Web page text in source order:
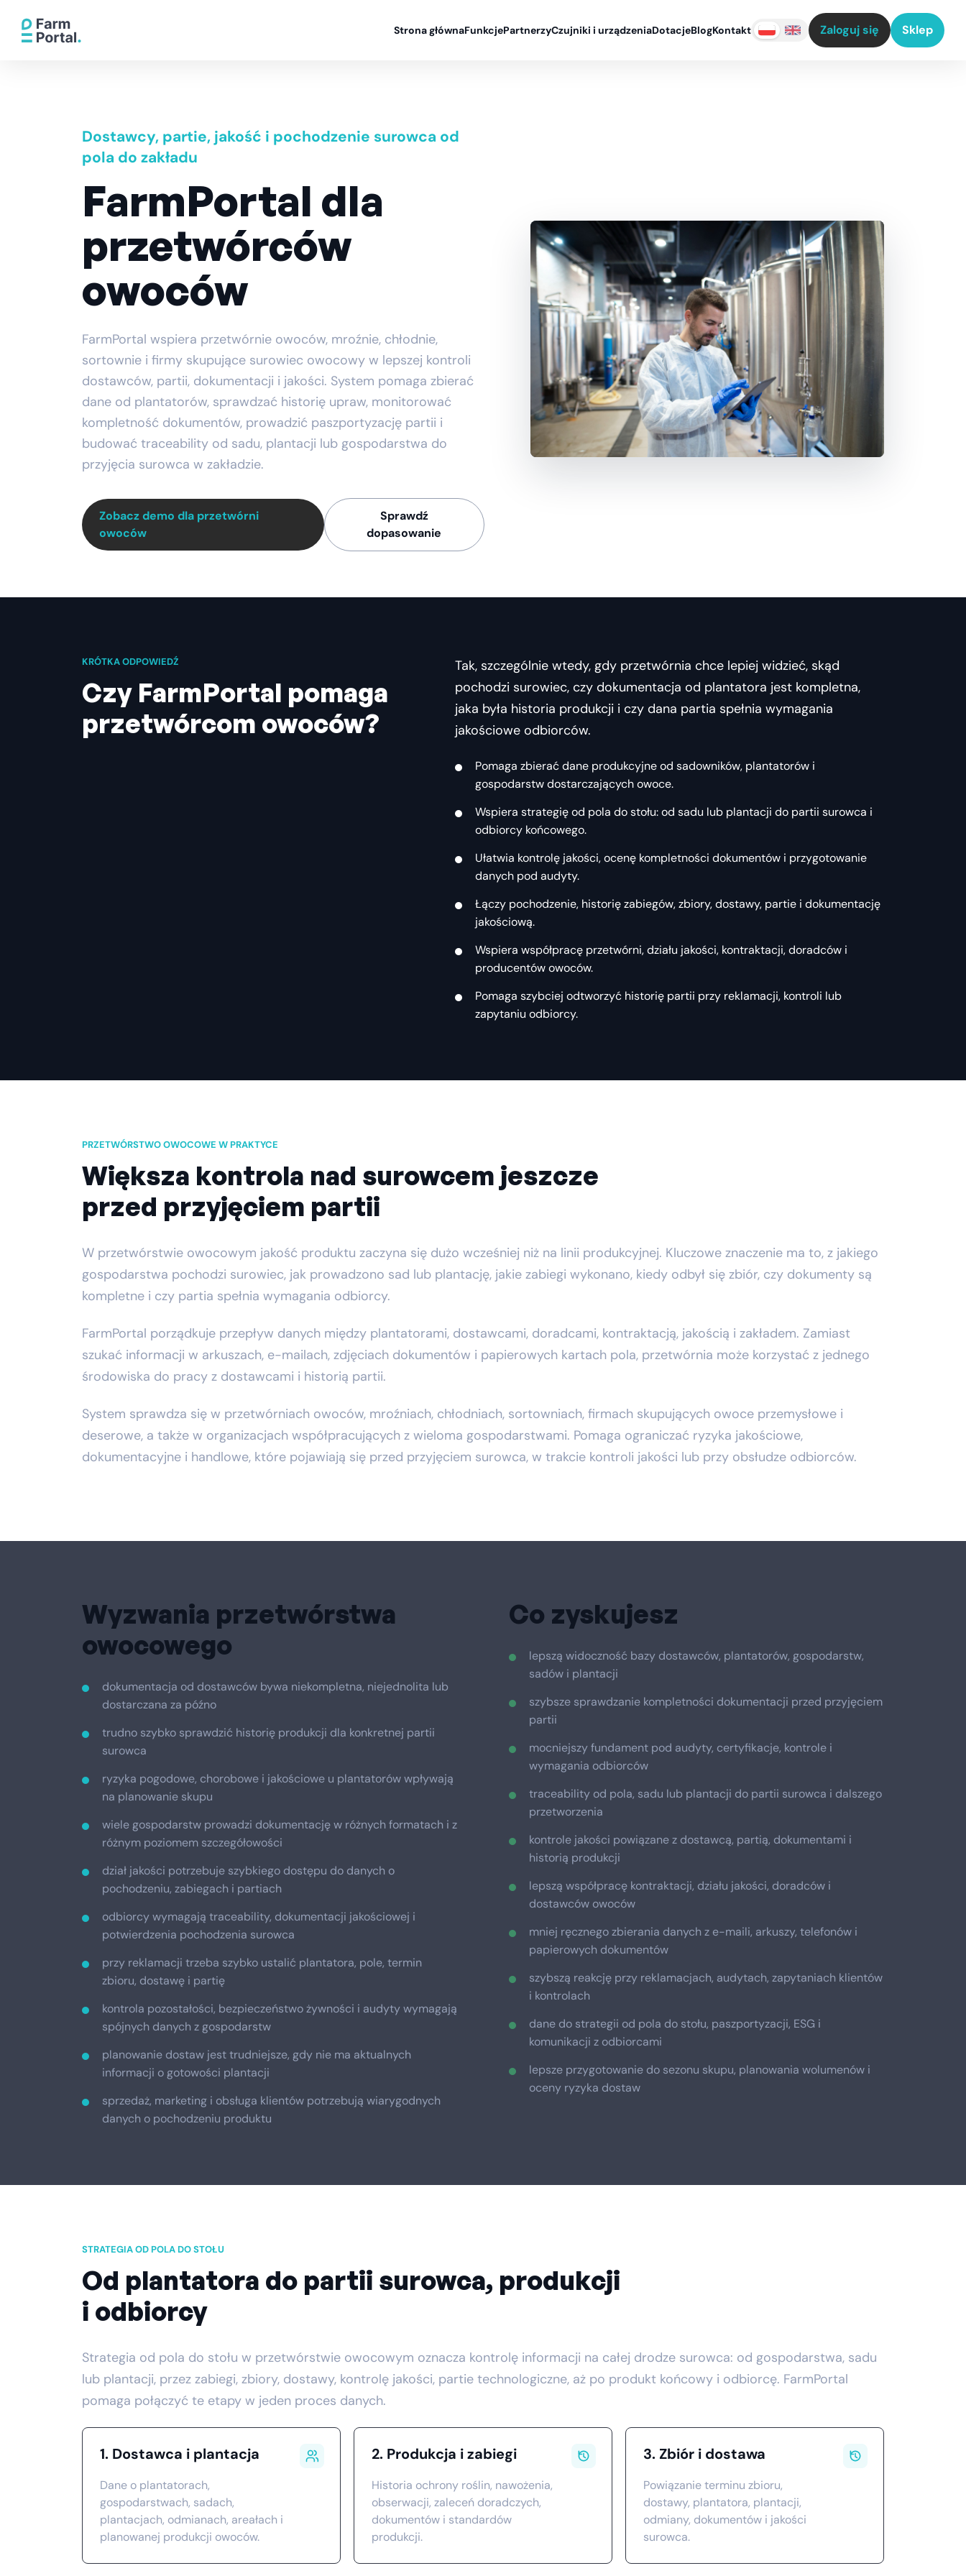
Strona głównaFunkcjePartnerzyCzujniki i urządzeniaDotacjeBlogKontakt Zaloguj się Sklep
Dostawcy, partie, jakość i pochodzenie surowca od
pola do zakładu
FarmPortal dla
przetwórców
owoców
FarmPortal wspiera przetwórnie owoców, mroźnie, chłodnie,
sortownie i firmy skupujące surowiec owocowy w lepszej kontroli
dostawców, partii, dokumentacji i jakości. System pomaga zbierać
dane od plantatorów, sprawdzać historię upraw, monitorować
kompletność dokumentów, prowadzić paszportyzację partii i
budować traceability od sadu, plantacji lub gospodarstwa do
przyjęcia surowca w zakładzie.
Zobacz demo dla przetwórni
owoców
Sprawdź
dopasowanie
KRÓTKA ODPOWIEDŹ
Czy FarmPortal pomaga
przetwórcom owoców?
Tak, szczególnie wtedy, gdy przetwórnia chce lepiej widzieć, skąd
pochodzi surowiec, czy dokumentacja od plantatora jest kompletna,
jaka była historia produkcji i czy dana partia spełnia wymagania
jakościowe odbiorców.
Pomaga zbierać dane produkcyjne od sadowników, plantatorów i
gospodarstw dostarczających owoce.
Wspiera strategię od pola do stołu: od sadu lub plantacji do partii surowca i
odbiorcy końcowego.
Ułatwia kontrolę jakości, ocenę kompletności dokumentów i przygotowanie
danych pod audyty.
Łączy pochodzenie, historię zabiegów, zbiory, dostawy, partie i dokumentację
jakościową.
Wspiera współpracę przetwórni, działu jakości, kontraktacji, doradców i
producentów owoców.
Pomaga szybciej odtworzyć historię partii przy reklamacji, kontroli lub
zapytaniu odbiorcy.
PRZETWÓRSTWO OWOCOWE W PRAKTYCE
Większa kontrola nad surowcem jeszcze
przed przyjęciem partii
W przetwórstwie owocowym jakość produktu zaczyna się dużo wcześniej niż na linii produkcyjnej. Kluczowe znaczenie ma to, z jakiego
gospodarstwa pochodzi surowiec, jak prowadzono sad lub plantację, jakie zabiegi wykonano, kiedy odbył się zbiór, czy dokumenty są
kompletne i czy partia spełnia wymagania odbiorcy.
FarmPortal porządkuje przepływ danych między plantatorami, dostawcami, doradcami, kontraktacją, jakością i zakładem. Zamiast
szukać informacji w arkuszach, e-mailach, zdjęciach dokumentów i papierowych kartach pola, przetwórnia może korzystać z jednego
środowiska do pracy z dostawcami i historią partii.
System sprawdza się w przetwórniach owoców, mroźniach, chłodniach, sortowniach, firmach skupujących owoce przemysłowe i
deserowe, a także w organizacjach współpracujących z wieloma gospodarstwami. Pomaga ograniczać ryzyka jakościowe,
dokumentacyjne i handlowe, które pojawiają się przed przyjęciem surowca, w trakcie kontroli jakości lub przy obsłudze odbiorców.
Wyzwania przetwórstwa
owocowego
dokumentacja od dostawców bywa niekompletna, niejednolita lub
dostarczana za późno
trudno szybko sprawdzić historię produkcji dla konkretnej partii
surowca
ryzyka pogodowe, chorobowe i jakościowe u plantatorów wpływają
na planowanie skupu
wiele gospodarstw prowadzi dokumentację w różnych formatach i z
różnym poziomem szczegółowości
dział jakości potrzebuje szybkiego dostępu do danych o
pochodzeniu, zabiegach i partiach
odbiorcy wymagają traceability, dokumentacji jakościowej i
potwierdzenia pochodzenia surowca
przy reklamacji trzeba szybko ustalić plantatora, pole, termin
zbioru, dostawę i partię
kontrola pozostałości, bezpieczeństwo żywności i audyty wymagają
spójnych danych z gospodarstw
planowanie dostaw jest trudniejsze, gdy nie ma aktualnych
informacji o gotowości plantacji
sprzedaż, marketing i obsługa klientów potrzebują wiarygodnych
danych o pochodzeniu produktu
Co zyskujesz
lepszą widoczność bazy dostawców, plantatorów, gospodarstw,
sadów i plantacji
szybsze sprawdzanie kompletności dokumentacji przed przyjęciem
partii
mocniejszy fundament pod audyty, certyfikacje, kontrole i
wymagania odbiorców
traceability od pola, sadu lub plantacji do partii surowca i dalszego
przetworzenia
kontrole jakości powiązane z dostawcą, partią, dokumentami i
historią produkcji
lepszą współpracę kontraktacji, działu jakości, doradców i
dostawców owoców
mniej ręcznego zbierania danych z e-maili, arkuszy, telefonów i
papierowych dokumentów
szybszą reakcję przy reklamacjach, audytach, zapytaniach klientów
i kontrolach
dane do strategii od pola do stołu, paszportyzacji, ESG i
komunikacji z odbiorcami
lepsze przygotowanie do sezonu skupu, planowania wolumenów i
oceny ryzyka dostaw
STRATEGIA OD POLA DO STOŁU
Od plantatora do partii surowca, produkcji
i odbiorcy
Strategia od pola do stołu w przetwórstwie owocowym oznacza kontrolę informacji na całej drodze surowca: od gospodarstwa, sadu
lub plantacji, przez zabiegi, zbiory, dostawy, kontrolę jakości, partie technologiczne, aż po produkt końcowy i odbiorcę. FarmPortal
pomaga połączyć te etapy w jeden proces danych.
1. Dostawca i plantacja
Dane o plantatorach,
gospodarstwach, sadach,
plantacjach, odmianach, areałach i
planowanej produkcji owoców.
2. Produkcja i zabiegi
Historia ochrony roślin, nawożenia,
obserwacji, zaleceń doradczych,
dokumentów i standardów
produkcji.
3. Zbiór i dostawa
Powiązanie terminu zbioru,
dostawy, plantatora, plantacji,
odmiany, dokumentów i jakości
surowca.